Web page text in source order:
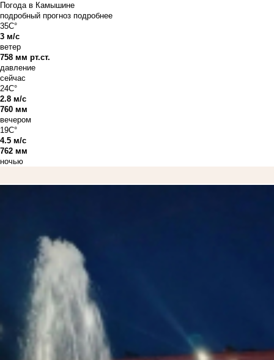
Погода в Камышине
подробный прогноз подробнее
35C°
3 м/с
ветер
758 мм рт.ст.
давление
сейчас
24C°
2.8 м/с
760 мм
вечером
19C°
4.5 м/с
762 мм
ночью